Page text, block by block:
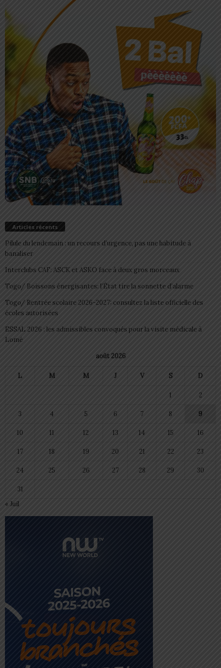
Articles récents
Pilule du lendemain : un recours d’urgence, pas une habitude à
banaliser
Interclubs CAF: ASCK et ASKO face à deux gros morceaux
Togo/ Boissons énergisantes: l’État tire la sonnette d’alarme
Togo/ Rentrée scolaire 2026-2027: consultez la liste officielle des
écoles autorisées
ESSAL 2026 : les admissibles convoqués pour la visite médicale à
Lomé
août 2026
L M M J V S D
1 2
3 4 5 6 7 8 9
10 11 12 13 14 15 16
17 18 19 20 21 22 23
24 25 26 27 28 29 30
31
« Juil